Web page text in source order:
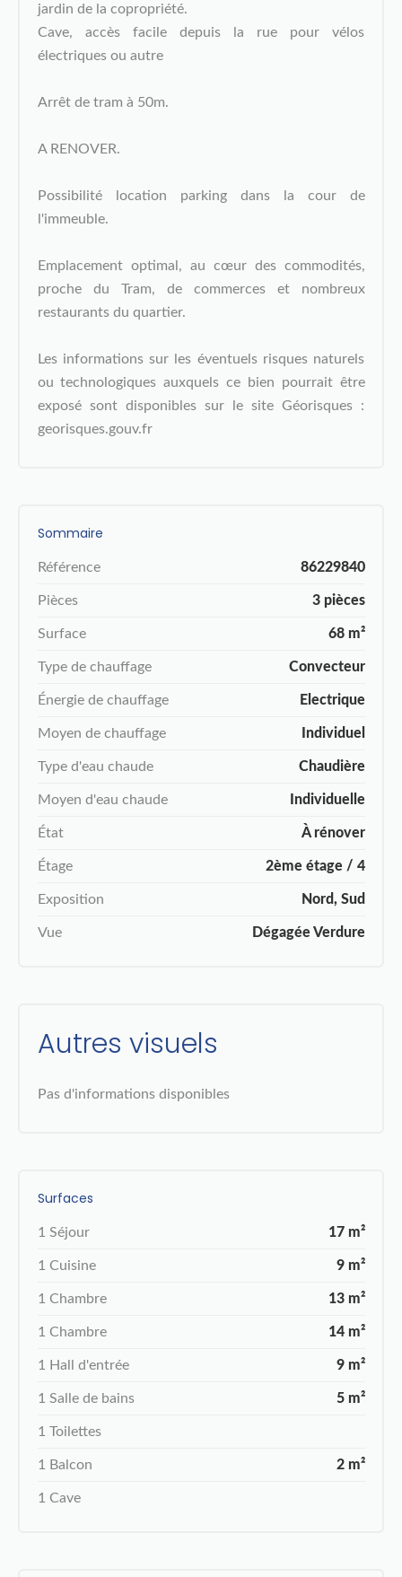
jardin de la copropriété.
Cave, accès facile depuis la rue pour vélos
électriques ou autre
Arrêt de tram à 50m.
A RENOVER.
Possibilité location parking dans la cour de
l'immeuble.
Emplacement optimal, au cœur des commodités,
proche du Tram, de commerces et nombreux
restaurants du quartier.
Les informations sur les éventuels risques naturels
ou technologiques auxquels ce bien pourrait être
exposé sont disponibles sur le site Géorisques :
georisques.gouv.fr
Sommaire
Référence 86229840
Pièces 3 pièces
Surface 68 m²
Type de chauffage Convecteur
Énergie de chauffage Electrique
Moyen de chauffage Individuel
Type d'eau chaude Chaudière
Moyen d'eau chaude Individuelle
État À rénover
Étage 2ème étage / 4
Exposition Nord, Sud
Vue Dégagée Verdure
Autres visuels
Pas d'informations disponibles
Surfaces
1 Séjour 17 m²
1 Cuisine 9 m²
1 Chambre 13 m²
1 Chambre 14 m²
1 Hall d'entrée 9 m²
1 Salle de bains 5 m²
1 Toilettes
1 Balcon 2 m²
1 Cave